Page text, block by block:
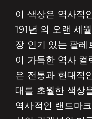
이 색상은 역사적
191년 의 오랜 세
장 인기 있는 팔레
이 가득한 역사 컬
은 전통과 현대적
대를 초월한 색상
역사적인 랜드마